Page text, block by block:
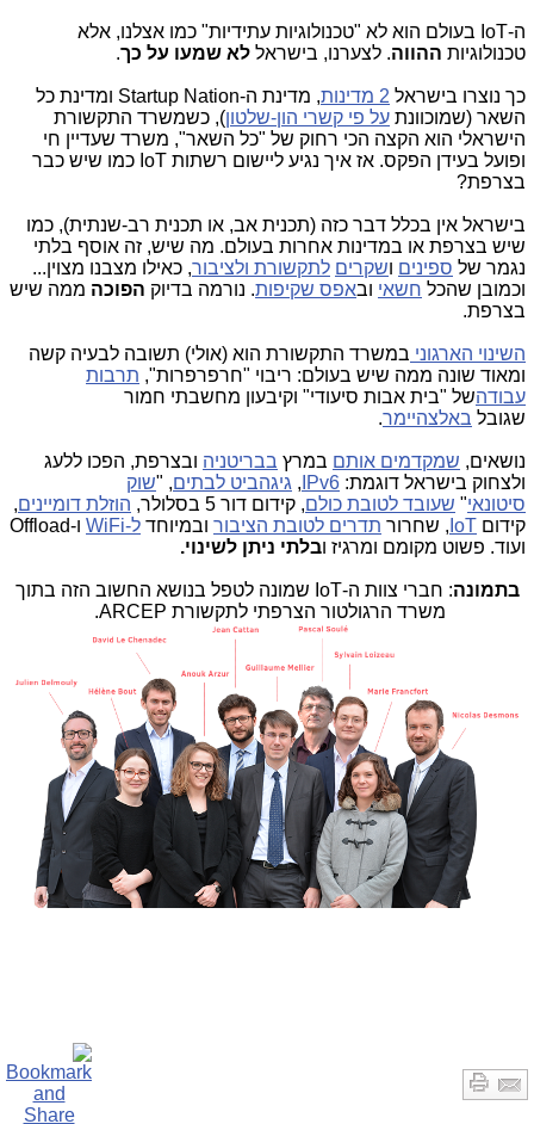
ה-IoT בעולם הוא לא "טכנולוגיות עתידיות" כמו אצלנו, אלא
טכנולוגיות ההווה. לצערנו, בישראל לא שמעו על כך.
כך נוצרו בישראל 2 מדינות
, מדינת ה-Startup Nation ומדינת כל
השאר (שמוכוונת על פי קשרי הון-שלטון), כשמשרד התקשורת
הישראלי הוא הקצה הכי רחוק של "כל השאר", משרד שעדיין חי
ופועל בעידן הפקס. אז איך נגיע ליישום רשתות IoT כמו שיש כבר
בצרפת?
בישראל אין בכלל דבר כזה (תכנית אב, או תכנית רב-שנתית), כמו
שיש בצרפת או במדינות אחרות בעולם. מה שיש, זה אוסף בלתי
נגמר של ספינים ושקרים לתקשורת ולציבור, כאילו מצבנו מצוין...
וכמובן שהכל חשאי ובאפס שקיפות. נורמה בדיוק הפוכה ממה שיש
בצרפת.
השינוי הארגוני במשרד התקשורת הוא (אולי) תשובה לבעיה קשה
ומאוד שונה ממה שיש בעולם: ריבוי "חרפרפרות", תרבות
עבודהשל "בית אבות סיעודי" וקיבעון מחשבתי חמור
שגובל באלצהיימר.
נושאים, שמקדמים אותם במרץ בבריטניה ובצרפת, הפכו ללעג
ולצחוק בישראל דוגמת: IPv6
, גיגהביט לבתים, "שוק
סיטונאי" שעובד לטובת כולם, קידום דור 5 בסלולר, הוזלת דומיינים,
קידום IoT , שחרור תדרים לטובת הציבור ובמיוחד ל-WiFi
ו-Offload
ועוד. פשוט מקומם ומרגיז ובלתי ניתן לשינוי.
בתמונה
: חברי צוות ה-IoT שמונה לטפל בנושא החשוב הזה בתוך
משרד הרגולטור הצרפתי לתקשורת ARCEP.